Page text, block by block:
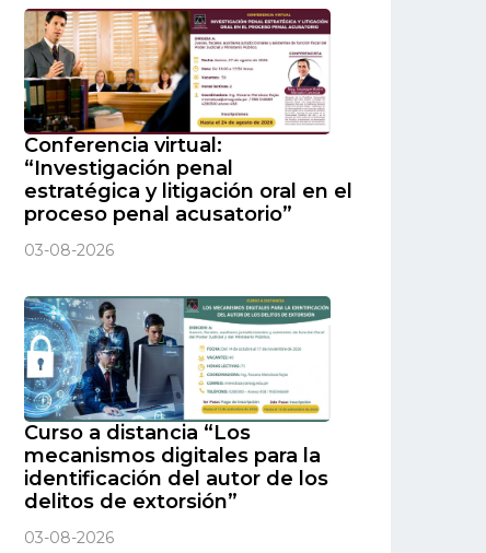
Conferencia virtual:
“Investigación penal
estratégica y litigación oral en el
proceso penal acusatorio”
03-08-2026
Curso a distancia “Los
mecanismos digitales para la
identificación del autor de los
delitos de extorsión”
03-08-2026